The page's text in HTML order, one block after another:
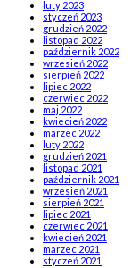
luty 2023
styczeń 2023
grudzień 2022
listopad 2022
październik 2022
wrzesień 2022
sierpień 2022
lipiec 2022
czerwiec 2022
maj 2022
kwiecień 2022
marzec 2022
luty 2022
grudzień 2021
listopad 2021
październik 2021
wrzesień 2021
sierpień 2021
lipiec 2021
czerwiec 2021
kwiecień 2021
marzec 2021
styczeń 2021